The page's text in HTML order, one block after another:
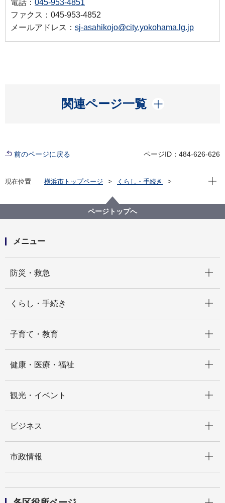
電話： 045-953-4851
ファクス：045-953-4852
メールアドレス： sj-asahikojo@city.yokohama.lg.jp
関連ページ一覧
開く
前のページに戻る ページID：484-626-626
現在位置 横浜市トップページ
くらし・手続き
焼却工場
旭工場 ごみピット
現在
ページトップへ
メニュー
防災・救急
くらし・手続き
子育て・教育
健康・医療・福祉
観光・イベント
ビジネス
市政情報